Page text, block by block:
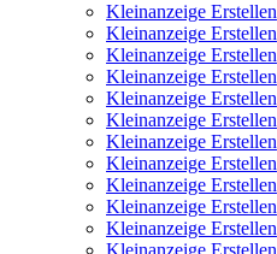
Kleinanzeige Erstellen
Kleinanzeige Erstellen
Kleinanzeige Erstellen
Kleinanzeige Erstellen
Kleinanzeige Erstellen
Kleinanzeige Erstellen
Kleinanzeige Erstellen
Kleinanzeige Erstellen
Kleinanzeige Erstellen
Kleinanzeige Erstellen
Kleinanzeige Erstellen
Kleinanzeige Erstellen